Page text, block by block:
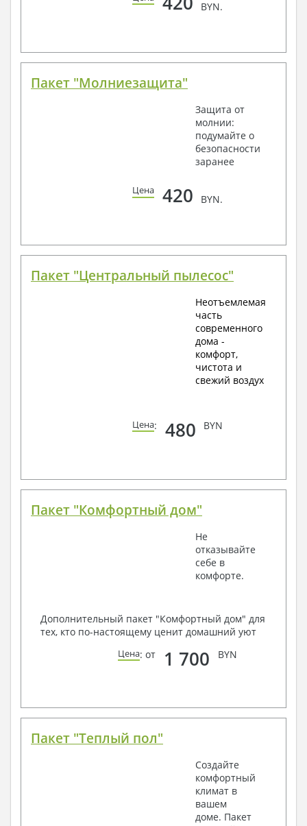
BYN.
Пакет "Молниезащита"
Защита от
молнии:
подумайте о
безопасности
заранее
Цена 420 BYN.
Пакет "Центральный пылесос"
Неотъемлемая
часть
современного
дома -
комфорт,
чистота и
свежий воздух
Цена: 480 BYN
Пакет "Комфортный дом"
Не
отказывайте
себе в
комфорте.
Дополнительный пакет "Комфортный дом" для
тех, кто по-настоящему ценит домашний уют
Цена: от 1 700 BYN
Пакет "Теплый пол"
Создайте
комфортный
климат в
вашем
доме. Пакет